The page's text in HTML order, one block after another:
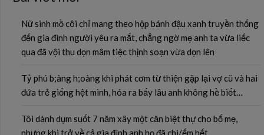
Nữ sinh mồ côi chỉ mang theo hộp bánh đậu xanh truyền thống
đến gia đình người yêu ra mắt, chẳng ngờ mẹ anh ta vừa liếc
qua đã vội thu dọn mâm tiệc thịnh soạn vừa dọn lên
Tỷ phú b;àng h;oàng khi phát cơm từ thiện gặp lại vợ cũ và hai
đứa trẻ giống hệt mình, hóa ra bấy lâu anh không hề biết…
Tôi dành dụm suốt 7 năm xây một căn biệt thự cho bố mẹ,
nhưng khi trở về cả gia đình anh họ đã chi/ếm hết